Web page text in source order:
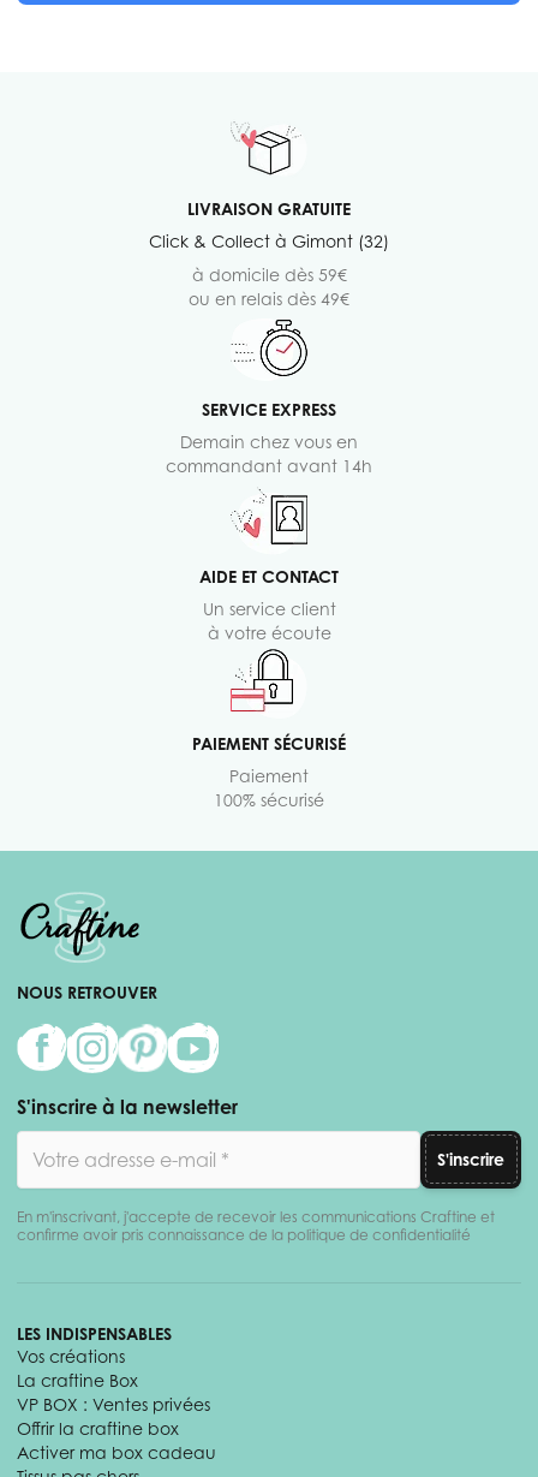
LIVRAISON GRATUITE
Click & Collect à Gimont (32)
à domicile dès 59€
ou en relais dès 49€
SERVICE EXPRESS
Demain chez vous en
commandant avant 14h
AIDE ET CONTACT
Un service client
à votre écoute
PAIEMENT SÉCURISÉ
Paiement
100% sécurisé
NOUS RETROUVER
S'inscrire à la newsletter
S'inscrire
En m'inscrivant, j'accepte de recevoir les communications Craftine et
confirme avoir pris connaissance de la politique de confidentialité
LES INDISPENSABLES
Vos créations
La craftine Box
VP BOX : Ventes privées
Offrir la craftine box
Activer ma box cadeau